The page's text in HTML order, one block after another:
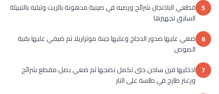
5 قطعي الباذنجان شرائح ورصيه في صينية مدهونة بالزيت وتبليه بالتببيلة
السابق تجهيزها
6 ضعي عليها صدور الدجاج وعليها جبنة موتزاريلا ثم ضيفي عليها بقية
الصوص
7 ادخليها فرن ساخن حتى تكمل نضجها ثم ضعي بصل مقطع شرائح
وزعتر طازج في طاسة على النار